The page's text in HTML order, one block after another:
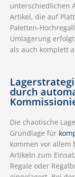
unterschiedlichen
Artikel, die auf
Paletten-
Umlagerung
als auch komplett
durch
Die chaotische
Grundlage für
kommen vor allem
Artikeln zum
Regale oder